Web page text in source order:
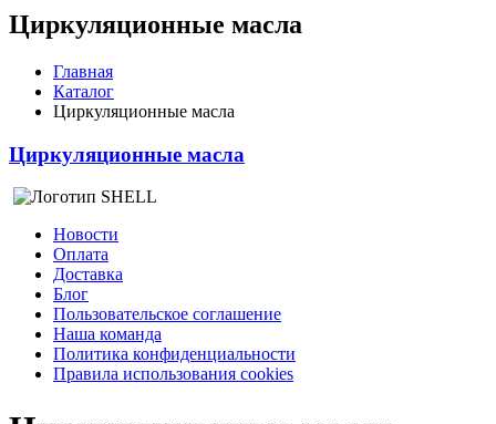
Циркуляционные масла
Главная
Каталог
Циркуляционные масла
Циркуляционные масла
Новости
Оплата
Доставка
Блог
Пользовательское соглашение
Наша команда
Политика конфиденциальности
Правила использования cookies